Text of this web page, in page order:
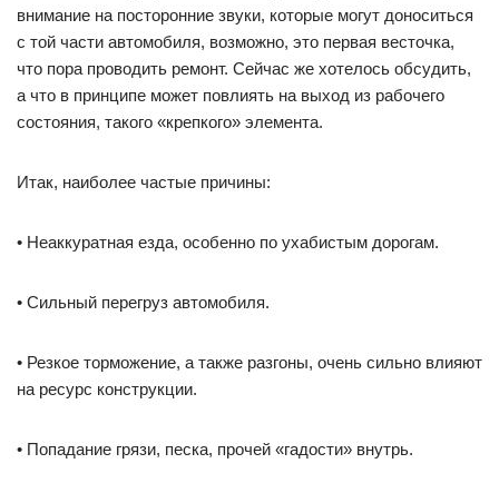
внимание на посторонние звуки, которые могут доноситься
с той части автомобиля, возможно, это первая весточка,
что пора проводить ремонт. Сейчас же хотелось обсудить,
а что в принципе может повлиять на выход из рабочего
состояния, такого «крепкого» элемента.
Итак, наиболее частые причины:
• Неаккуратная езда, особенно по ухабистым дорогам.
• Сильный перегруз автомобиля.
• Резкое торможение, а также разгоны, очень сильно влияют
на ресурс конструкции.
• Попадание грязи, песка, прочей «гадости» внутрь.